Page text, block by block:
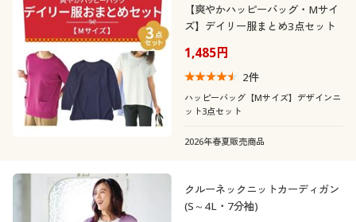
【爽やかハッピーバッグ・Mサイ
ズ】デイリー服まとめ3点セット
1,485円
2件
ハッピーバッグ【Mサイズ】デザインニ
ット3点セット
2026年春夏販売商品
クルーネックニットカーディガン
(S～4L・7分袖)